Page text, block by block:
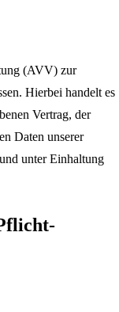
(AVV) zur
Hierbei handelt es
Vertrag, der
Daten unserer
unter Einhaltung